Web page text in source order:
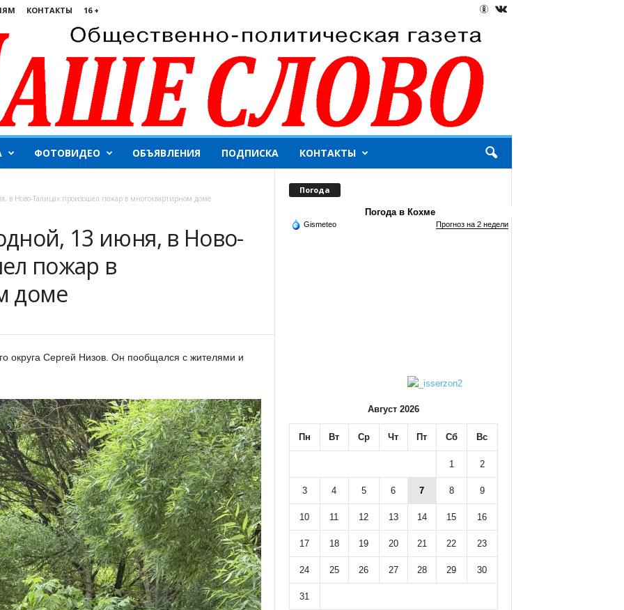
КОНТАКТЫ 16 +
ФОТОВИДЕО ОБЪЯВЛЕНИЯ ПОДПИСКА КОНТАКТЫ
Ново-Талицах произошел пожар в многоквартирном доме
13 июня, в Ново-
пожар в
доме
округа Сергей Низов. Он пообщался с жителями и
Погода
Погода в Кохме
Gismeteo Прогноз на 2 недели
Август 2026
Пн Вт Ср Чт Пт Сб Вс
1 2
3 4 5 6 7 8 9
10 11 12 13 14 15 16
17 18 19 20 21 22 23
24 25 26 27 28 29 30
31